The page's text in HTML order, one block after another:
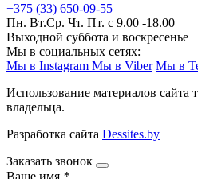
+375 (33) 650-09-55
Пн. Вт.Ср. Чт. Пт. с 9.00 -18.00
Выходной суббота и воскресенье
Мы в социальных сетях:
Мы в Instagram Мы в Viber Мы в
Использование материалов сайта
владельца.
Разработка сайта Dessites.by
Заказать звонок
Ваше имя *